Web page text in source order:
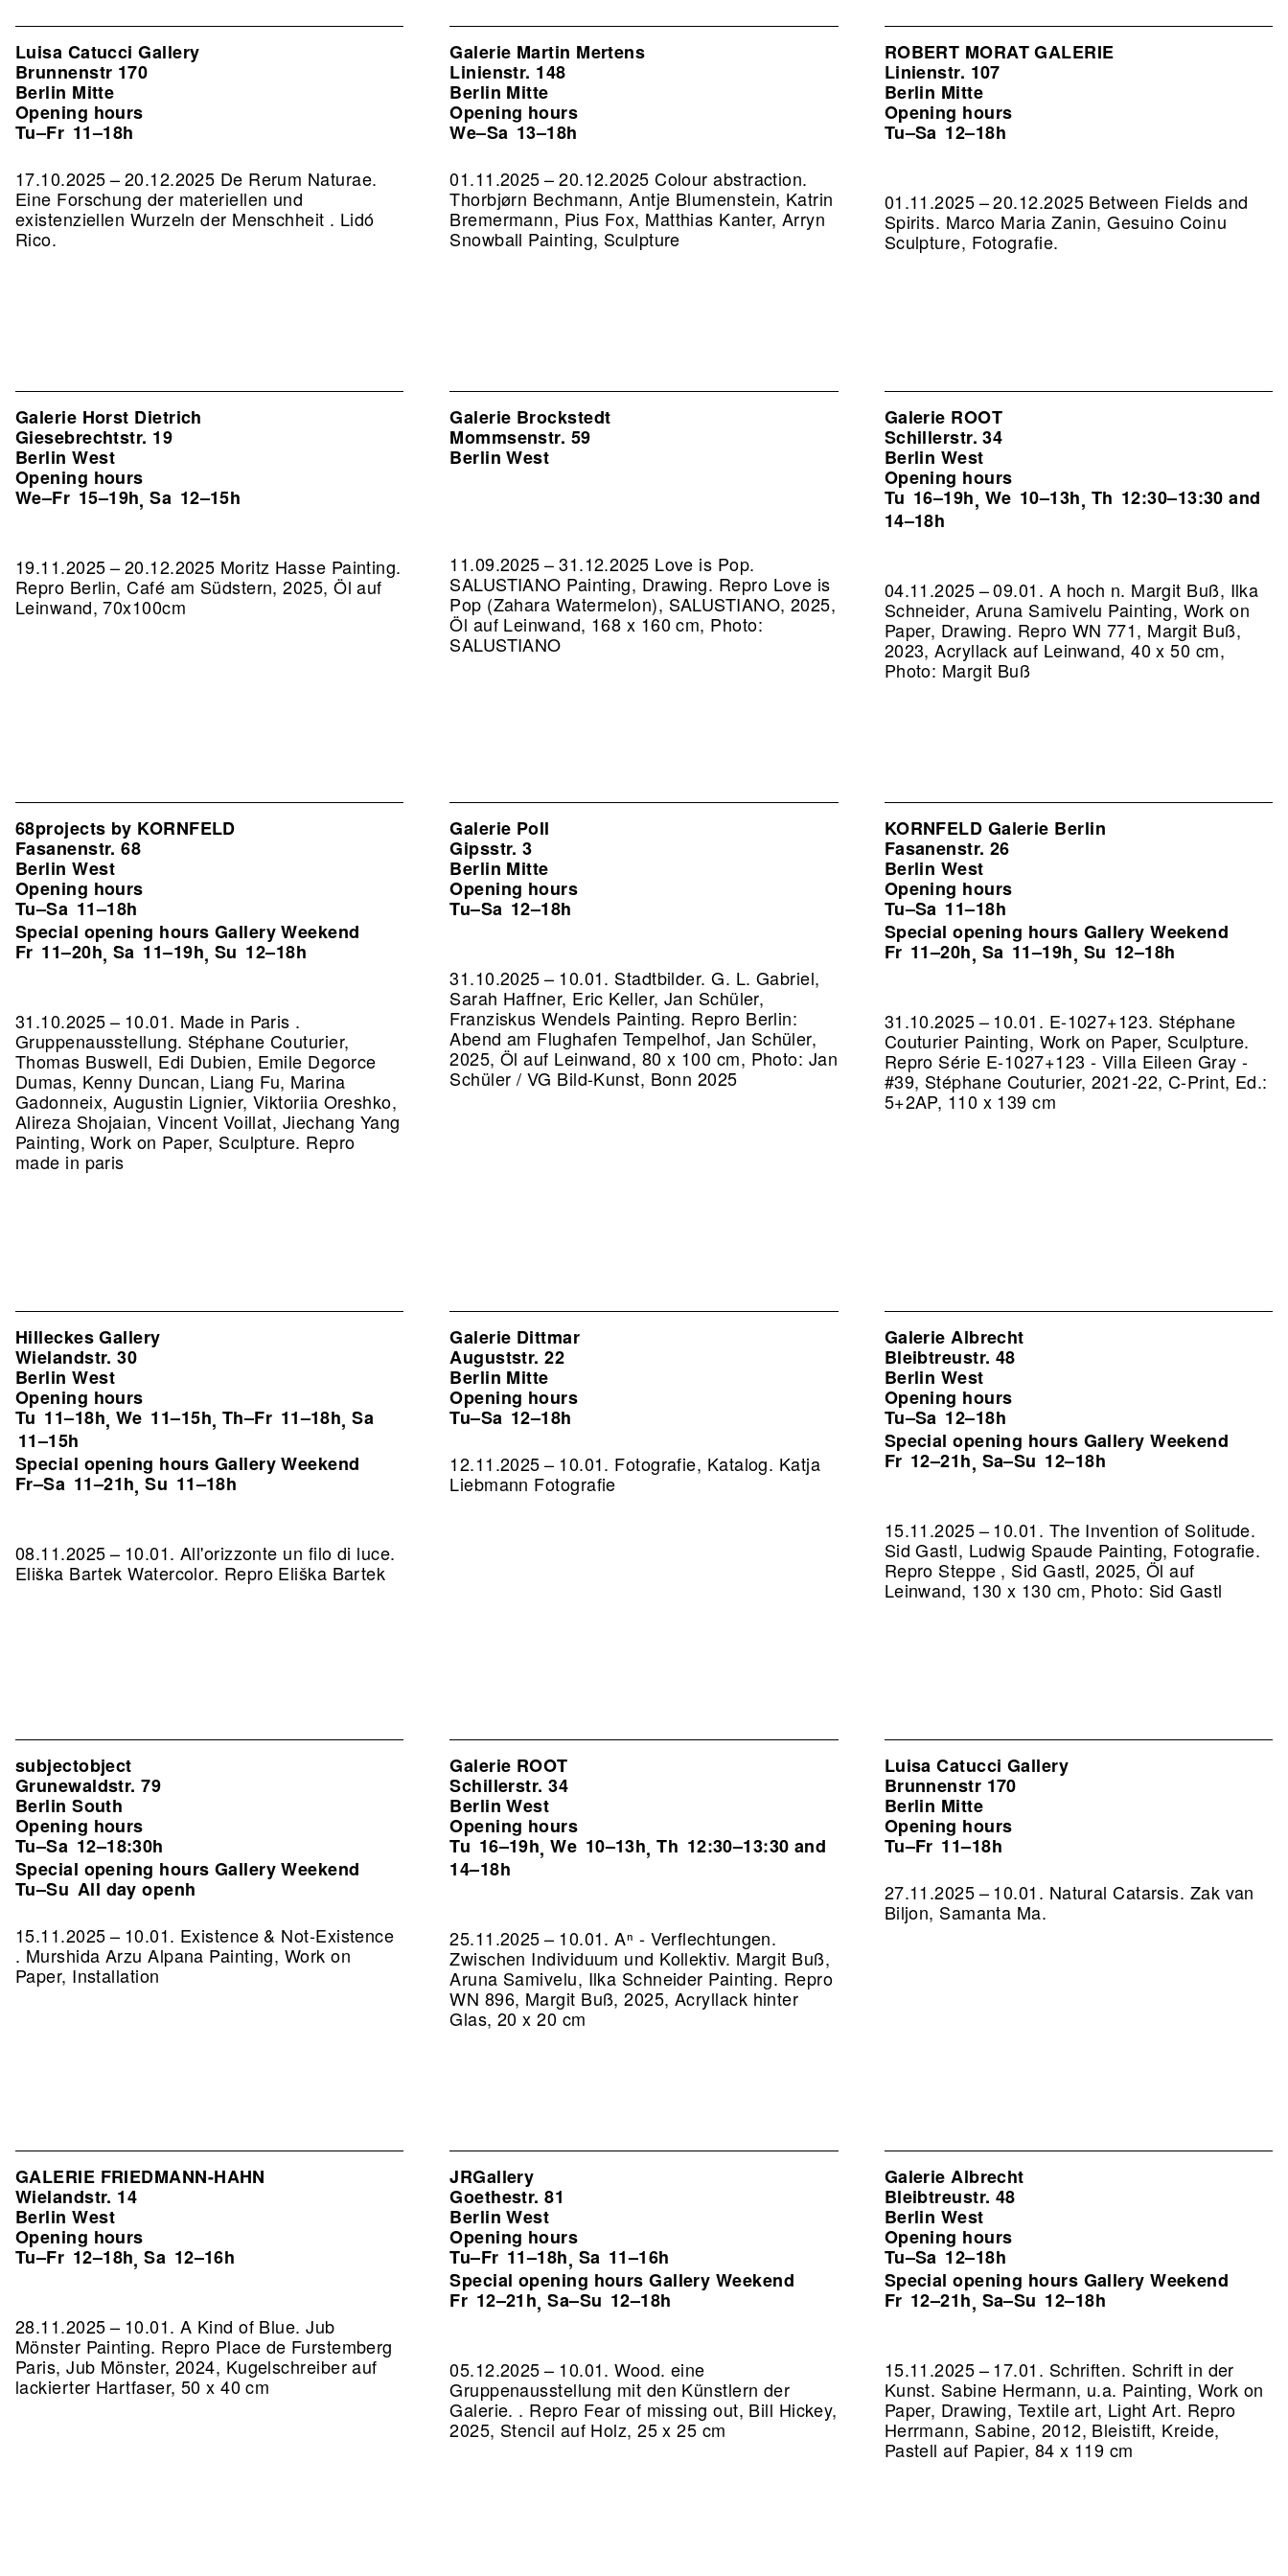
Luisa Catucci Gallery
Brunnenstr 170
Berlin Mitte
Opening hours
Tu–Fr 11–18h
17.10.2025 – 20.12.2025 De Rerum Naturae.
Eine Forschung der materiellen und
existenziellen Wurzeln der Menschheit . Lidó
Rico.
Galerie Martin Mertens
Linienstr. 148
Berlin Mitte
Opening hours
We–Sa 13–18h
01.11.2025 – 20.12.2025 Colour abstraction.
Thorbjørn Bechmann, Antje Blumenstein, Katrin
Bremermann, Pius Fox, Matthias Kanter, Arryn
Snowball Painting, Sculpture
ROBERT MORAT GALERIE
Linienstr. 107
Berlin Mitte
Opening hours
Tu–Sa 12–18h
01.11.2025 – 20.12.2025 Between Fields and
Spirits. Marco Maria Zanin, Gesuino Coinu
Sculpture, Fotografie.
Galerie Horst Dietrich
Giesebrechtstr. 19
Berlin West
Opening hours
We–Fr 15–19h,Sa 12–15h
19.11.2025 – 20.12.2025 Moritz Hasse Painting.
Repro Berlin, Café am Südstern, 2025, Öl auf
Leinwand, 70x100cm
Galerie Brockstedt
Mommsenstr. 59
Berlin West
11.09.2025 – 31.12.2025 Love is Pop.
SALUSTIANO Painting, Drawing. Repro Love is
Pop (Zahara Watermelon), SALUSTIANO, 2025,
Öl auf Leinwand, 168 x 160 cm, Photo:
SALUSTIANO
Galerie ROOT
Schillerstr. 34
Berlin West
Opening hours
Tu 16–19h, We 10–13h, Th 12:30–13:30 and
14–18h
04.11.2025 – 09.01. A hoch n. Margit Buß, Ilka
Schneider, Aruna Samivelu Painting, Work on
Paper, Drawing. Repro WN 771, Margit Buß,
2023, Acryllack auf Leinwand, 40 x 50 cm,
Photo: Margit Buß
68projects by KORNFELD
Fasanenstr. 68
Berlin West
Opening hours
Tu–Sa 11–18h
Special opening hours Gallery Weekend
Fr 11–20h, Sa 11–19h, Su 12–18h
31.10.2025 – 10.01. Made in Paris .
Gruppenausstellung. Stéphane Couturier,
Thomas Buswell, Edi Dubien, Emile Degorce
Dumas, Kenny Duncan, Liang Fu, Marina
Gadonneix, Augustin Lignier, Viktoriia Oreshko,
Alireza Shojaian, Vincent Voillat, Jiechang Yang
Painting, Work on Paper, Sculpture. Repro
made in paris
Galerie Poll
Gipsstr. 3
Berlin Mitte
Opening hours
Tu–Sa 12–18h
31.10.2025 – 10.01. Stadtbilder. G. L. Gabriel,
Sarah Haffner, Eric Keller, Jan Schüler,
Franziskus Wendels Painting. Repro Berlin:
Abend am Flughafen Tempelhof, Jan Schüler,
2025, Öl auf Leinwand, 80 x 100 cm, Photo: Jan
Schüler / VG Bild-Kunst, Bonn 2025
KORNFELD Galerie Berlin
Fasanenstr. 26
Berlin West
Opening hours
Tu–Sa 11–18h
Special opening hours Gallery Weekend
Fr 11–20h, Sa 11–19h, Su 12–18h
31.10.2025 – 10.01. E-1027+123. Stéphane
Couturier Painting, Work on Paper, Sculpture.
Repro Série E-1027+123 - Villa Eileen Gray -
#39, Stéphane Couturier, 2021-22, C-Print, Ed.:
5+2AP, 110 x 139 cm
Hilleckes Gallery
Wielandstr. 30
Berlin West
Opening hours
Tu 11–18h, We 11–15h, Th–Fr 11–18h,Sa
11–15h
Special opening hours Gallery Weekend
Fr–Sa 11–21h,Su 11–18h
08.11.2025 – 10.01. All'orizzonte un filo di luce.
Eliška Bartek Watercolor. Repro Eliška Bartek
Galerie Dittmar
Auguststr. 22
Berlin Mitte
Opening hours
Tu–Sa 12–18h
12.11.2025 – 10.01. Fotografie, Katalog. Katja
Liebmann Fotografie
Galerie Albrecht
Bleibtreustr. 48
Berlin West
Opening hours
Tu–Sa 12–18h
Special opening hours Gallery Weekend
Fr 12–21h, Sa–Su 12–18h
15.11.2025 – 10.01. The Invention of Solitude.
Sid Gastl, Ludwig Spaude Painting, Fotografie.
Repro Steppe , Sid Gastl, 2025, Öl auf
Leinwand, 130 x 130 cm, Photo: Sid Gastl
subjectobject
Grunewaldstr. 79
Berlin South
Opening hours
Tu–Sa 12–18:30h
Special opening hours Gallery Weekend
Tu–Su All day openh
15.11.2025 – 10.01. Existence & Not-Existence
. Murshida Arzu Alpana Painting, Work on
Paper, Installation
Galerie ROOT
Schillerstr. 34
Berlin West
Opening hours
Tu 16–19h,We 10–13h,Th 12:30–13:30 and
14–18h
25.11.2025 – 10.01. Aⁿ - Verflechtungen.
Zwischen Individuum und Kollektiv. Margit Buß,
Aruna Samivelu, Ilka Schneider Painting. Repro
WN 896, Margit Buß, 2025, Acryllack hinter
Glas, 20 x 20 cm
Luisa Catucci Gallery
Brunnenstr 170
Berlin Mitte
Opening hours
Tu–Fr 11–18h
27.11.2025 – 10.01. Natural Catarsis. Zak van
Biljon, Samanta Ma.
GALERIE FRIEDMANN-HAHN
Wielandstr. 14
Berlin West
Opening hours
Tu–Fr 12–18h,Sa 12–16h
28.11.2025 – 10.01. A Kind of Blue. Jub
Mönster Painting. Repro Place de Furstemberg
Paris, Jub Mönster, 2024, Kugelschreiber auf
lackierter Hartfaser, 50 x 40 cm
JRGallery
Goethestr. 81
Berlin West
Opening hours
Tu–Fr 11–18h, Sa 11–16h
Special opening hours Gallery Weekend
Fr 12–21h,Sa–Su 12–18h
05.12.2025 – 10.01. Wood. eine
Gruppenausstellung mit den Künstlern der
Galerie. . Repro Fear of missing out, Bill Hickey,
2025, Stencil auf Holz, 25 x 25 cm
Galerie Albrecht
Bleibtreustr. 48
Berlin West
Opening hours
Tu–Sa 12–18h
Special opening hours Gallery Weekend
Fr 12–21h, Sa–Su 12–18h
15.11.2025 – 17.01. Schriften. Schrift in der
Kunst. Sabine Hermann, u.a. Painting, Work on
Paper, Drawing, Textile art, Light Art.Repro
Herrmann, Sabine, 2012, Bleistift, Kreide,
Pastell auf Papier, 84 x 119 cm